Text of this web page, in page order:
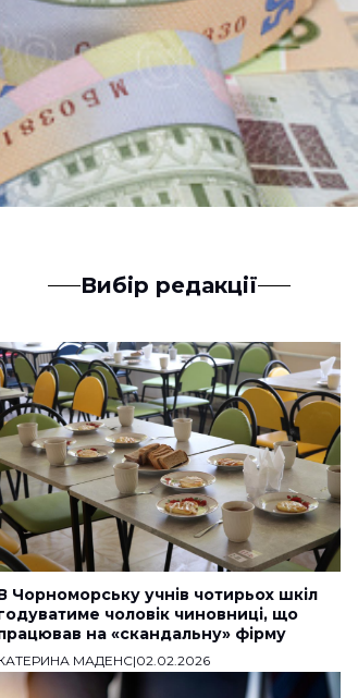
Вибір редакції
Чорноморську учнів чотирьох шкіл
чоловік чиновниці, що
на «скандальну» фірму
МАДЕНС|02.02.2026